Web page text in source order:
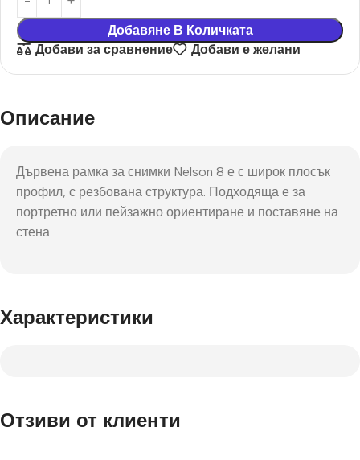
Добавяне В Количката
Добави за сравнение
Добави е желани
Описание
Дървена рамка за снимки Nelson 8 е с широк плосък
профил, с резбована структура. Подходяща е за
портретно или пейзажно ориентиране и поставяне на
стена.
Характеристики
Отзиви от клиенти